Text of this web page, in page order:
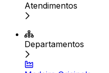
Atendimentos
Departamentos